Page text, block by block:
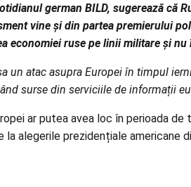
german BILD, sugerează
vine și din partea premierului
economiei ruse pe linii militare și
un atac asupra Europei în timpul
surse din serviciile de informații
ar putea avea loc în perioada
alegerile prezidențiale americane